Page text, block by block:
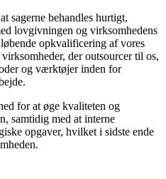
sagerne behandles hurtigt,
lovgivningen og virksomhedens
opkvalificering af vores
der outsourcer til os,
og værktøjer inden for
for at øge kvaliteten og
samtidig med at interne
opgaver, hvilket i sidste ende